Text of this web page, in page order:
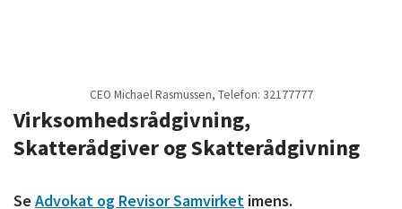
CEO Michael Rasmussen, Telefon: 32177777
Virksomhedsrådgivning,
Skatterådgiver og Skatterådgivning
Se Advokat og Revisor Samvirket imens.